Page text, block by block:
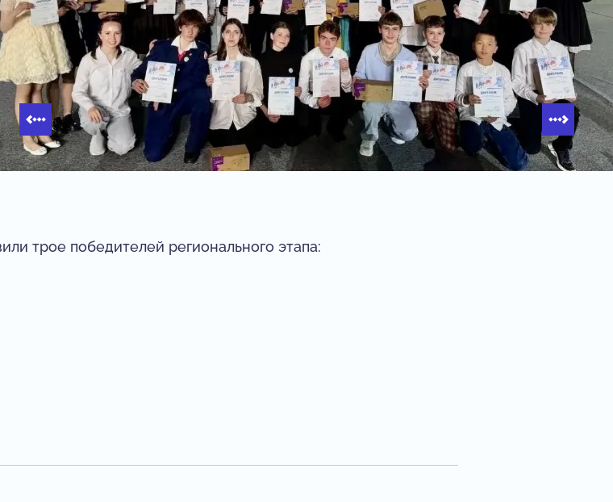
трое победителей регионального этапа: